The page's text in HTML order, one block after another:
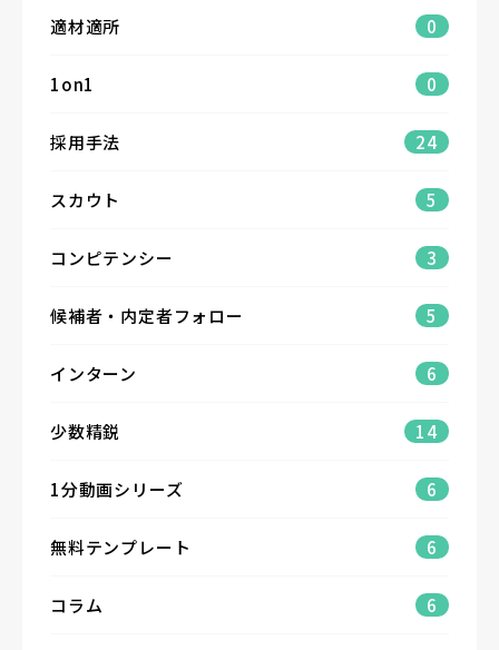
適材適所 0
1on1 0
採用手法 24
スカウト 5
コンピテンシー 3
候補者・内定者フォロー 5
インターン 6
少数精鋭 14
1分動画シリーズ 6
無料テンプレート 6
コラム 6